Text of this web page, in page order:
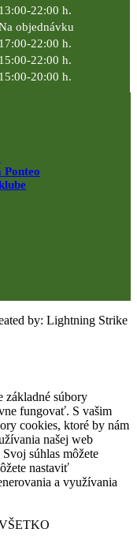
13:00-22:00 h.
objednávku
17:00-22:00 h.
15:00-22:00 h.
15:00-20:00 h.
by: Lightning Strike
základné súbory
fungovať. S vašim
cookies, ktoré by nám
našej web
súhlas môžete
nastaviť
a využívania